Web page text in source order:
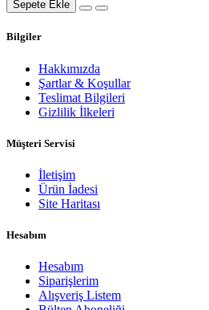
Sepete Ekle
Bilgiler
Hakkımızda
Şartlar & Koşullar
Teslimat Bilgileri
Gizlilik İlkeleri
Müşteri Servisi
İletişim
Ürün İadesi
Site Haritası
Hesabım
Hesabım
Siparişlerim
Alışveriş Listem